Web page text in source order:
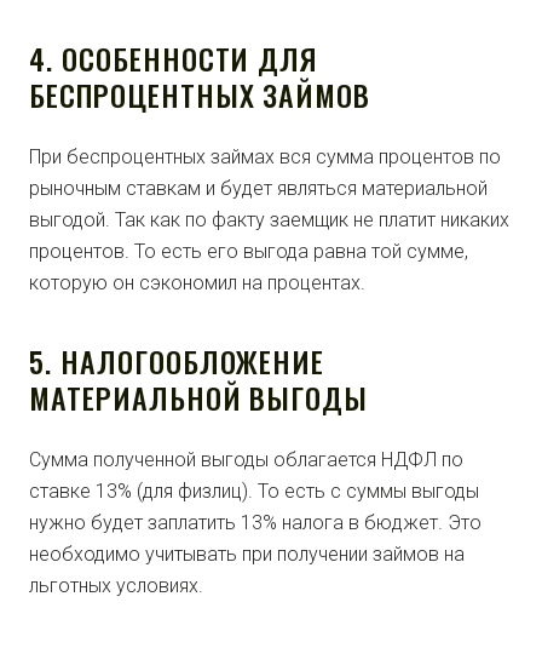
4. ОСОБЕННОСТИ ДЛЯ
БЕСПРОЦЕНТНЫХ ЗАЙМОВ
При беспроцентных займах вся сумма процентов по
рыночным ставкам и будет являться материальной
выгодой. Так как по факту заемщик не платит никаких
процентов. То есть его выгода равна той сумме,
которую он сэкономил на процентах.
5. НАЛОГООБЛОЖЕНИЕ
МАТЕРИАЛЬНОЙ ВЫГОДЫ
Сумма полученной выгоды облагается НДФЛ по
ставке 13% (для физлиц). То есть с суммы выгоды
нужно будет заплатить 13% налога в бюджет. Это
необходимо учитывать при получении займов на
льготных условиях.